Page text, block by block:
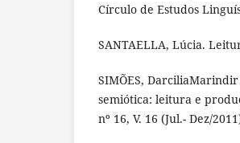
Círculo de Estudos
SANTAELLA, Lúcia.
SIMÕES,
semiótica: leitura e
nº 16, V. 16 (Jul.- Dez/